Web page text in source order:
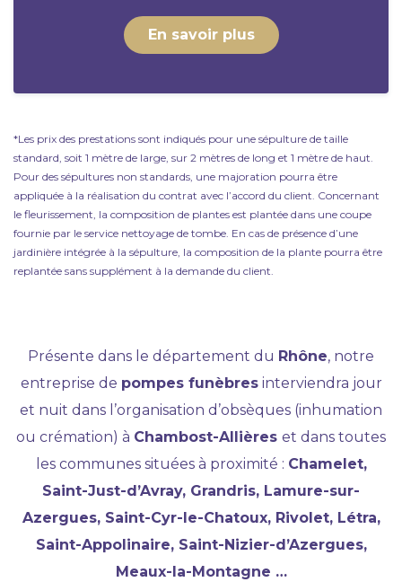
En savoir plus
*Les prix des prestations sont indiqués pour une sépulture de taille
standard, soit 1 mètre de large, sur 2 mètres de long et 1 mètre de haut.
Pour des sépultures non standards, une majoration pourra être
appliquée à la réalisation du contrat avec l’accord du client. Concernant
le fleurissement, la composition de plantes est plantée dans une coupe
fournie par le service nettoyage de tombe. En cas de présence d’une
jardinière intégrée à la sépulture, la composition de la plante pourra être
replantée sans supplément à la demande du client.
Présente dans le département du Rhône, notre
entreprise de pompes funèbresinterviendra jour
et nuit dans l’organisation d’obsèques (inhumation
ou crémation) à Chambost-Allières et dans toutes
les communes situées à proximité : Chamelet,
Saint-Just-d’Avray, Grandris, Lamure-sur-
Azergues, Saint-Cyr-le-Chatoux, Rivolet, Létra,
Saint-Appolinaire, Saint-Nizier-d’Azergues,
Meaux-la-Montagne …